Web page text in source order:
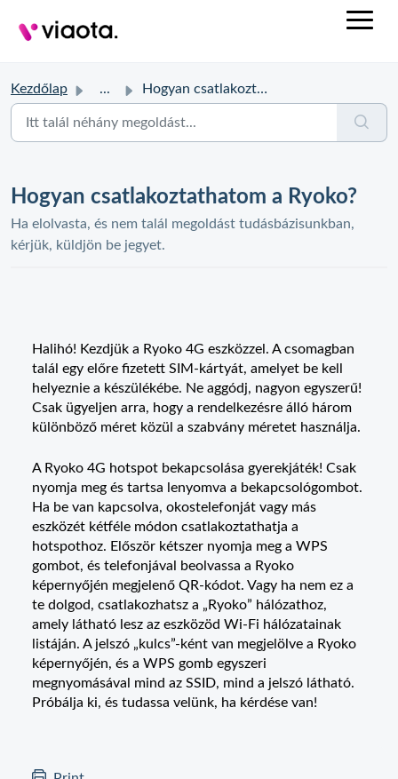
Kezdőlap ... Hogyan csatlakoztathatom a Ryoko?
Hogyan csatlakoztathatom a Ryoko?
Ha elolvasta, és nem talál megoldást tudásbázisunkban,
kérjük, küldjön be jegyet.
Halihó! Kezdjük a Ryoko 4G eszközzel. A csomagban
talál egy előre fizetett SIM-kártyát, amelyet be kell
helyeznie a készülékébe. Ne aggódj, nagyon egyszerű!
Csak ügyeljen arra, hogy a rendelkezésre álló három
különböző méret közül a szabvány méretet használja.
A Ryoko 4G hotspot bekapcsolása gyerekjáték! Csak
nyomja meg és tartsa lenyomva a bekapcsológombot.
Ha be van kapcsolva, okostelefonját vagy más
eszközét kétféle módon csatlakoztathatja a
hotspothoz. Először kétszer nyomja meg a WPS
gombot, és telefonjával beolvassa a Ryoko
képernyőjén megjelenő QR-kódot. Vagy ha nem ez a
te dolgod, csatlakozhatsz a „Ryoko” hálózathoz,
amely látható lesz az eszközöd Wi-Fi hálózatainak
listáján. A jelszó „kulcs”-ként van megjelölve a Ryoko
képernyőjén, és a WPS gomb egyszeri
megnyomásával mind az SSID, mind a jelszó látható.
Próbálja ki, és tudassa velünk, ha kérdése van!